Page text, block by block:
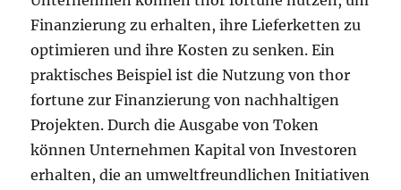
Finanzierung zu erhalten, ihre Lieferketten zu
optimieren und ihre Kosten zu senken. Ein
praktisches Beispiel ist die Nutzung von thor
fortune zur Finanzierung von nachhaltigen
Projekten. Durch die Ausgabe von Token
können Unternehmen Kapital von Investoren
erhalten, die an umweltfreundlichen Initiativen